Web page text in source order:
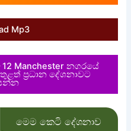
Mp3
Manchester නගරයේ
ප්‍රධාන දේශනාවට
මෙම කෙටි දේශනාව